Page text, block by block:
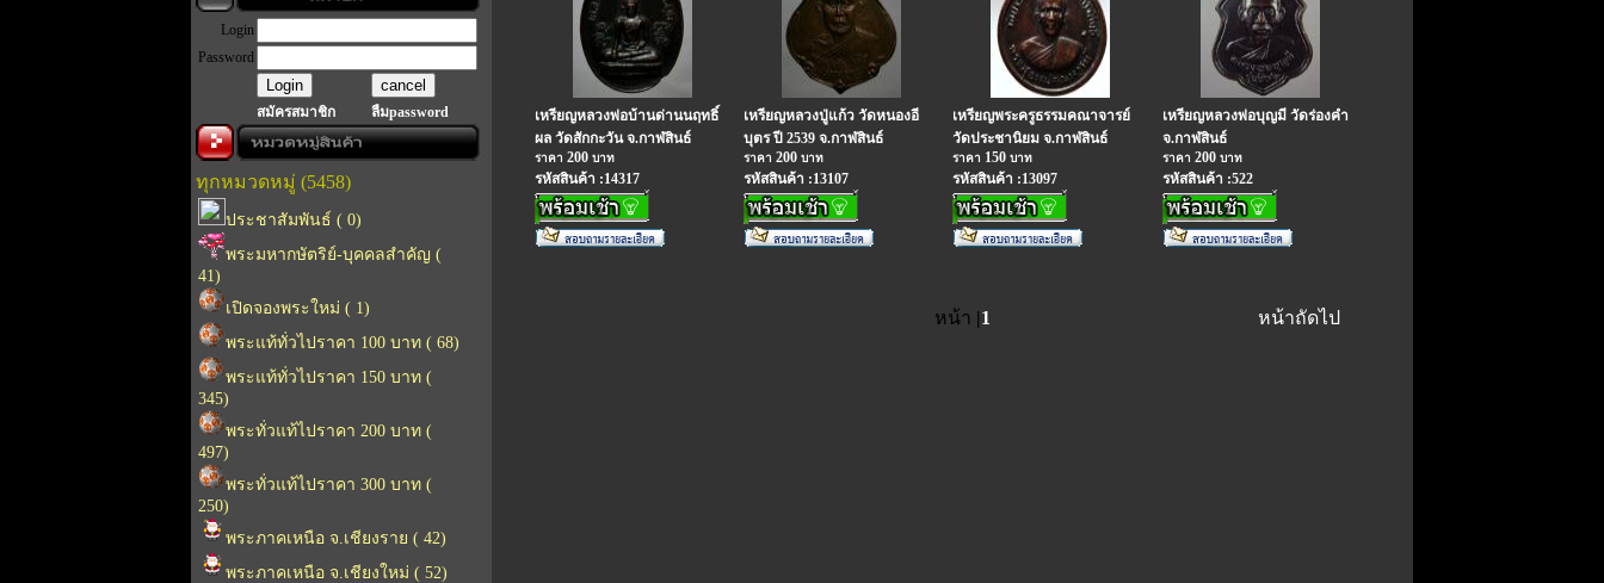
Login
Password
สมัครสมาชิก ลืมpassword
ทุกหมวดหมู่ (5458)
ประชาสัมพันธ์ ( 0)
พระมหากษัตริย์-บุคคลสำคัญ (
41)
เปิดจองพระใหม่ ( 1)
พระแท้ทั่วไปราคา 100 บาท ( 68)
พระแท้ทั่วไปราคา 150 บาท (
345)
พระทั่วแท้ไปราคา 200 บาท (
497)
พระทั่วแท้ไปราคา 300 บาท (
250)
พระภาคเหนือ จ.เชียงราย ( 42)
พระภาคเหนือ จ.เชียงใหม่ ( 52)
เหรียญหลวงพ่อบ้านด่านนฤทธิ์
ผล วัดสักกะวัน จ.กาฬสินธ์
ราคา 200 บาท
รหัสสินค้า :14317
เหรียญหลวงปู่แก้ว วัดหนองอี
บุตร ปี 2539 จ.กาฬสินธ์
ราคา 200 บาท
รหัสสินค้า :13107
เหรียญพระครูธรรมคณาจารย์
วัดประชานิยม จ.กาฬสินธ์
ราคา 150 บาท
รหัสสินค้า :13097
เหรียญหลวงพ่อบุญมี วัดร่องคำ
จ.กาฬสินธ์
ราคา 200 บาท
รหัสสินค้า :522
หน้า |1 หน้าถัดไป